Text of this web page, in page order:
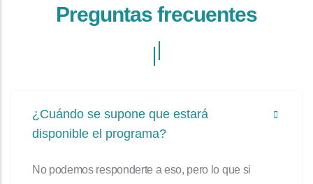
Preguntas frecuentes
¿Cuándo se supone que estará
disponible el programa?
No podemos responderte a eso, pero lo que si